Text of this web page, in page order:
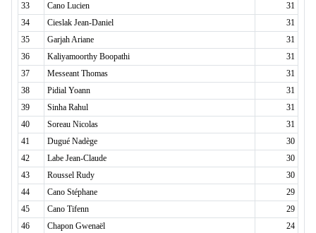
33
Cano Lucien
31
34
Cieslak Jean-Daniel
31
35
Garjah Ariane
31
36
Kaliyamoorthy Boopathi
31
37
Messeant Thomas
31
38
Pidial Yoann
31
39
Sinha Rahul
31
40
Soreau Nicolas
31
41
Dugué Nadège
30
42
Labe Jean-Claude
30
43
Roussel Rudy
30
44
Cano Stéphane
29
45
Cano Tifenn
29
46
Chapon Gwenaël
24